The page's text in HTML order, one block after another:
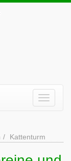
Kattenturm